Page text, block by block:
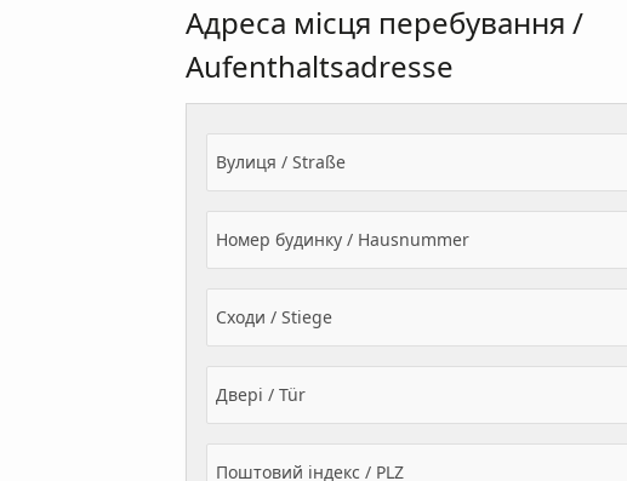
Адреса місця перебування /
Aufenthaltsadresse
Вулиця / Straße
Номер будинку / Hausnummer
Сходи / Stiege
Двері / Tür
Поштовий індекс / PLZ